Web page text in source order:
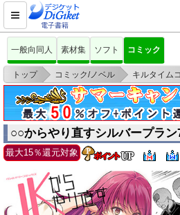
電子書籍
一般向同人 素材集 ソフト コミック
トップ > コミック/ノベル > キルタイム
○○からやり直すシルバープラン7
○○からやり直すシルバープラン
最大15％還元対象